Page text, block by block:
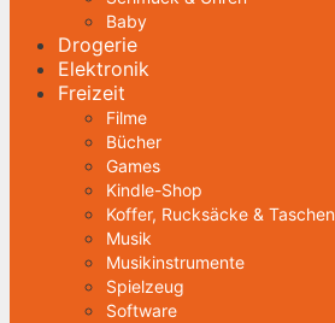
Baby
Drogerie
Elektronik
Freizeit
Filme
Bücher
Games
Kindle-Shop
Koffer, Rucksäcke & Taschen
Musik
Musikinstrumente
Spielzeug
Software